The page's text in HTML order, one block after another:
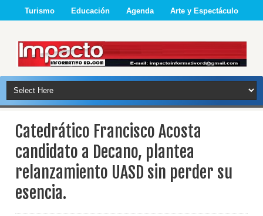
Turismo Educación Agenda Arte y Espectáculo
Catedrático Francisco Acosta
candidato a Decano, plantea
relanzamiento UASD sin perder su
esencia.